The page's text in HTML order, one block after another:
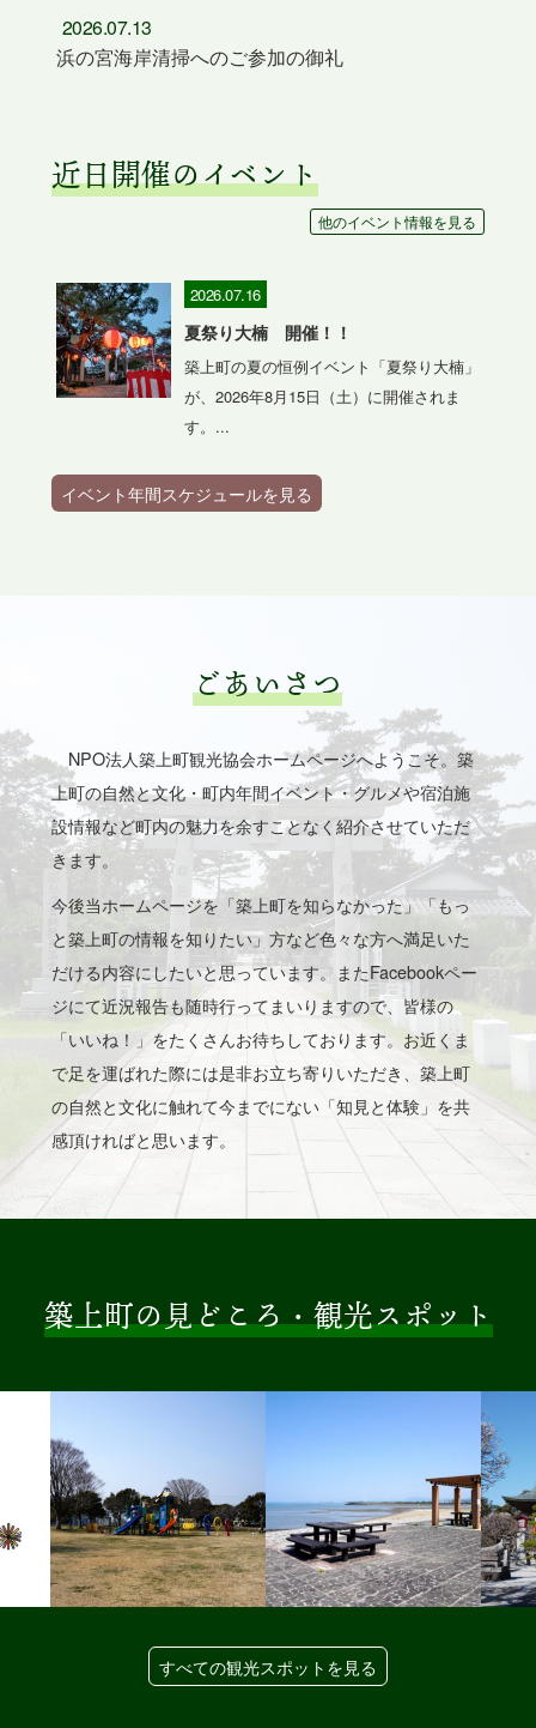
2026.07.13
浜の宮海岸清掃へのご参加の御礼
近日開催のイベント
他のイベント情報を見る
2026.07.16
夏祭り大楠 開催！！
築上町の夏の恒例イベント「夏祭り大楠」
が、2026年8月15日（土）に開催されま
す。...
イベント年間スケジュールを見る
ごあいさつ
NPO法人築上町観光協会ホームページへようこそ。築
上町の自然と文化・町内年間イベント・グルメや宿泊施
設情報など町内の魅力を余すことなく紹介させていただ
きます。
今後当ホームページを「築上町を知らなかった」「もっ
と築上町の情報を知りたい」方など色々な方へ満足いた
だける内容にしたいと思っています。またFacebookペー
ジにて近況報告も随時行ってまいりますので、皆様の
「いいね！」をたくさんお待ちしております。お近くま
で足を運ばれた際には是非お立ち寄りいただき、築上町
の自然と文化に触れて今までにない「知見と体験」を共
感頂ければと思います。
築上町の見どころ・観光スポット
すべての観光スポットを見る